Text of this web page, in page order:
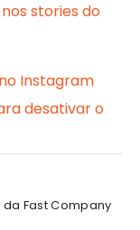
stories do
Instagram
desativar o
Fast Company